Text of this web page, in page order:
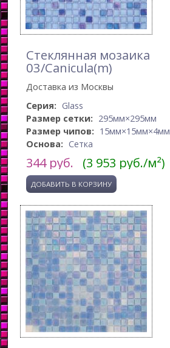
Стеклянная мозаика
03/Canicula(m)
Доставка из Москвы
Серия: Glass
Размер сетки: 295мм×295мм
Размер чипов: 15мм×15мм×4мм
Основа: Сетка
344руб. (3 953 руб./м²)